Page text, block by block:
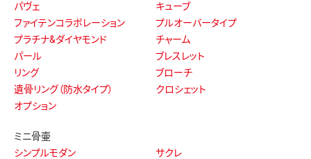
パヴェ
キューブ
ファイテンコラボレーション
プルオーバータイプ
プラチナ&ダイヤモンド
チャーム
パール
ブレスレット
リング
ブローチ
遺骨リング（防水タイプ）
クロシェット
オプション
ミニ骨壷
シンプルモダン
サクレ